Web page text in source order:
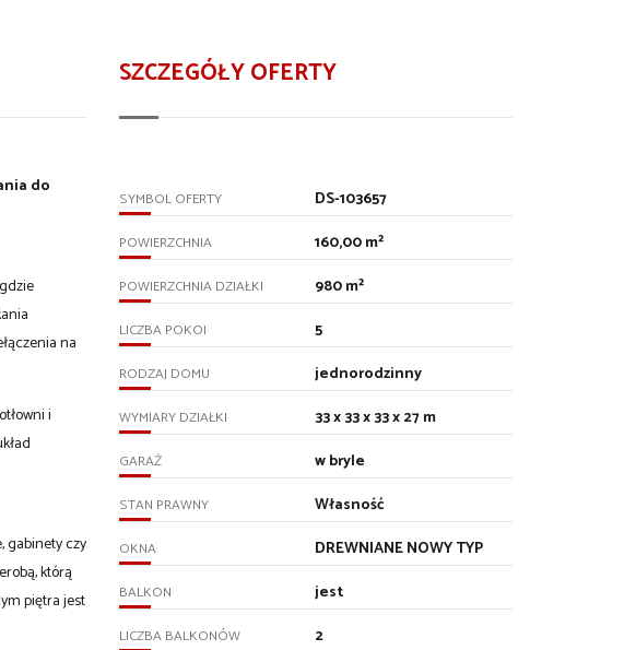
do
na
i
gabinety czy
którą
piętra jest
SZCZEGÓŁY OFERTY
SYMBOL OFERTY DS-103657
POWIERZCHNIA 160,00 m²
POWIERZCHNIA DZIAŁKI 980 m²
LICZBA POKOI 5
RODZAJ DOMU jednorodzinny
WYMIARY DZIAŁKI 33 x 33 x 33 x 27 m
GARAŻ w bryle
STAN PRAWNY Własność
OKNA DREWNIANE NOWY TYP
BALKON jest
LICZBA BALKONÓW 2